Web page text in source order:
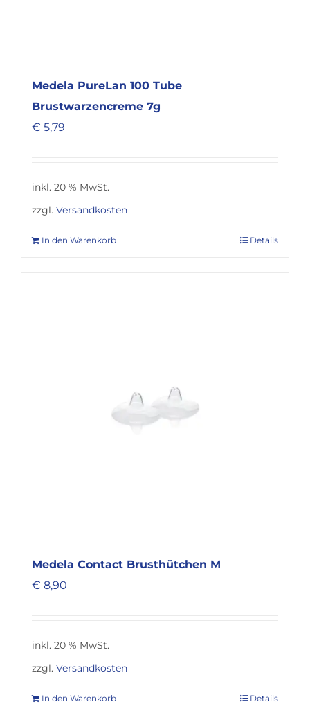
Medela PureLan 100 Tube
Brustwarzencreme 7g
€ 5,79
inkl. 20 % MwSt.
zzgl. Versandkosten
In den Warenkorb Details
Medela Contact Brusthütchen M
€ 8,90
inkl. 20 % MwSt.
zzgl. Versandkosten
In den Warenkorb Details